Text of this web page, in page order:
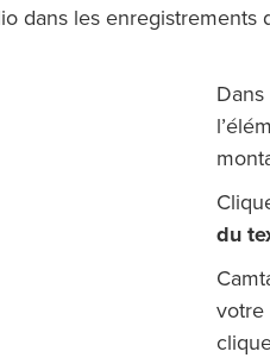
dans les enregistrements
du
votre